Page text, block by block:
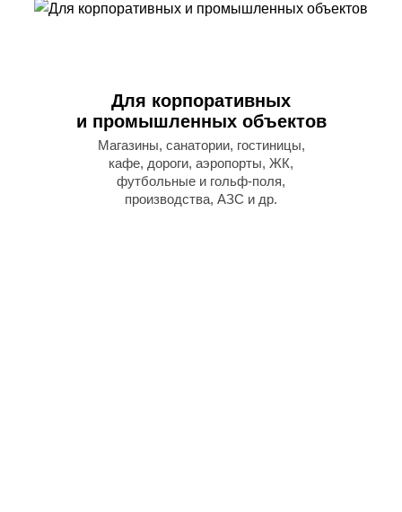
Для корпоративных
и промышленных объектов
Магазины, санатории, гостиницы,
кафе, дороги, аэропорты, ЖК,
футбольные и гольф-поля,
производства, АЗС и др.